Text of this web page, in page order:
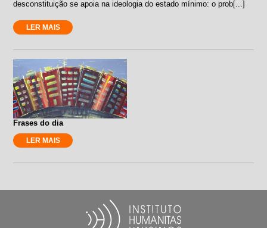
desconstituição se apoia na ideologia do estado mínimo: o prob[...]
LER MAIS
Frases do dia
LER MAIS